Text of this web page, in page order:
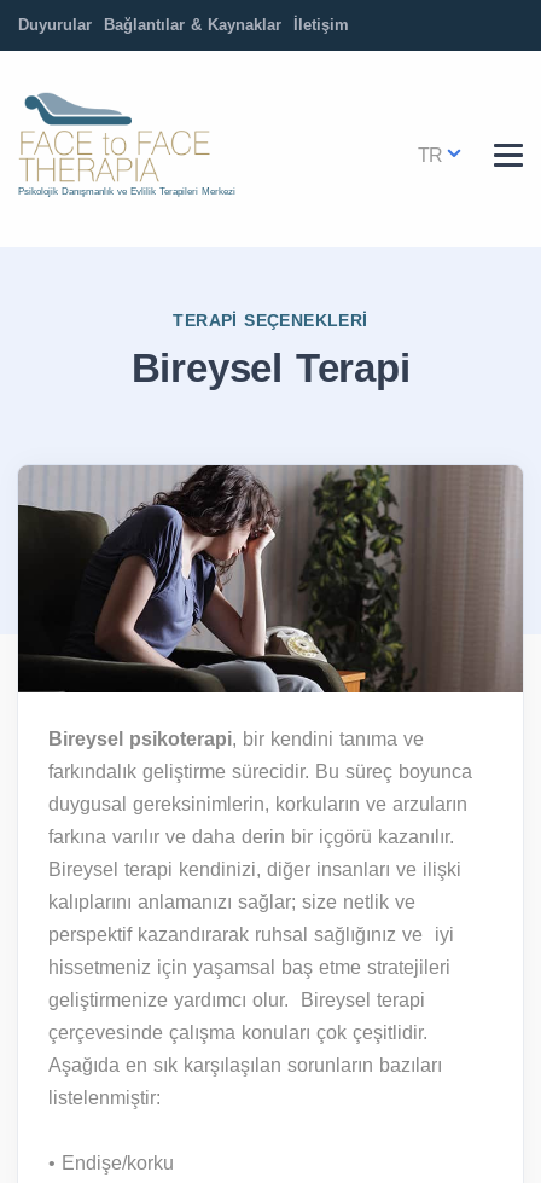
Duyurular Bağlantılar & Kaynaklar İletişim
Psikolojik Danışmanlık ve Evlilik Terapileri Merkezi
TR
TERAPI SEÇENEKLERI
Bireysel Terapi
Bireysel psikoterapi, bir kendini tanıma ve
farkındalık geliştirme sürecidir. Bu süreç boyunca
duygusal gereksinimlerin, korkuların ve arzuların
farkına varılır ve daha derin bir içgörü kazanılır.
Bireysel terapi kendinizi, diğer insanları ve ilişki
kalıplarını anlamanızı sağlar; size netlik ve
perspektif kazandırarak ruhsal sağlığınız ve iyi
hissetmeniz için yaşamsal baş etme stratejileri
geliştirmenize yardımcı olur. Bireysel terapi
çerçevesinde çalışma konuları çok çeşitlidir.
Aşağıda en sık karşılaşılan sorunların bazıları
listelenmiştir:
• Endişe/korku